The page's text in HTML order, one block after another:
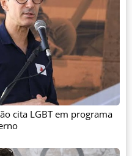
cita LGBT em programa